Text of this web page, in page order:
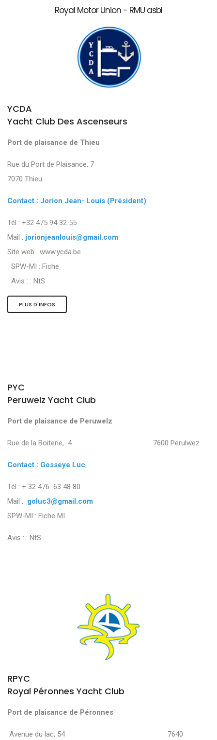
Royal Motor Union - RMU asbl
YCDA
Yacht Club Des Ascenseurs
Port de plaisance de Thieu
Rue du Port de Plaisance, 7
7070 Thieu
Contact : Jorion Jean- Louis (Président)
Tél : +32 475 94 32 55
Mail : jorionjeanlouis@gmail.com
Site web : www.ycda.be
SPW-MI : Fiche
Avis : : NtS
PLUS D'INFOS
PYC
Peruwelz Yacht Club
Port de plaisance de Peruwelz
Rue de la Boiterie, 4 7600 Perulwez
Contact : Gosseye Luc
Tél : + 32 476 63 48 80
Mail : goluc3@gmail.com
SPW-MI : Fiche MI
Avis : : NtS
RPYC
Royal Péronnes Yacht Club
Port de plaisance de Péronnes
Avenue du lac, 54 7640